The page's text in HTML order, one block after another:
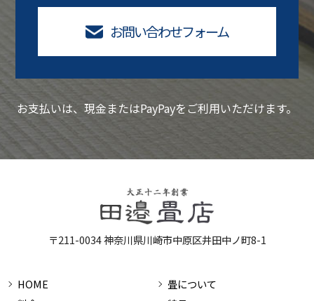
お問い合わせフォーム
お支払いは、現金またはPayPayをご利用いただけます。
〒211-0034 神奈川県川崎市中原区井田中ノ町8-1
HOME
畳について